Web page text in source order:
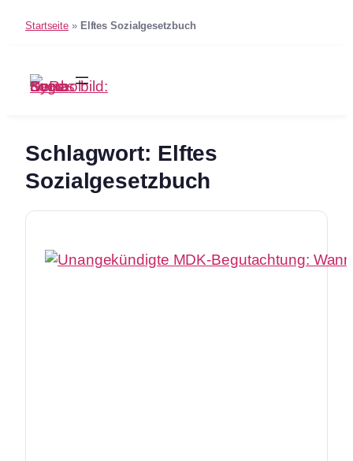
Startseite » Elftes Sozialgesetzbuch
Inhalt
springen
Schlagwort: Elftes
Sozialgesetzbuch